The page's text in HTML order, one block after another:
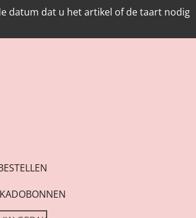
datum dat u het artikel of de taart nodig
KADOBONNEN